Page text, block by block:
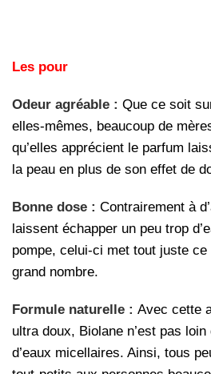
Les pour
Odeur agréable : Que ce soit
elles-mêmes, beaucoup de
qu’elles apprécient le parfum
la peau en plus de son effet de
Bonne dose : Contrairement à
laissent échapper un peu trop
pompe, celui-ci met tout juste ce
grand nombre.
Formule naturelle : Avec cette
ultra doux, Biolane n’est pas
d’eaux micellaires. Ainsi, tous